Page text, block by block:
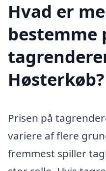
Hvad er
bestemme
Høsterkøb?
Prisen på
variere af flere
fremmest spiller